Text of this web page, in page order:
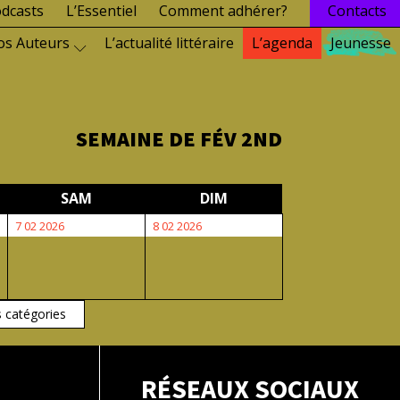
L’Essentiel Comment adhérer?
Contacts
Auteurs
L’actualité littéraire L’agenda Jeunesse
SEMAINE DE FÉV 2ND
SAMSAMEDI DIMDIMANCHE
7 02 20267
8 02 20268
catégories
RÉSEAUX SOCIAUX